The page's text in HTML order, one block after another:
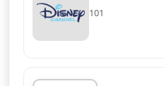
101